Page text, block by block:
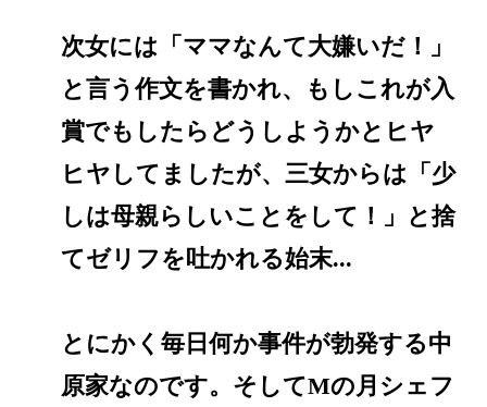
次女には「ママなんて大嫌いだ！」
と言う作文を書かれ、もしこれが入
賞でもしたらどうしようかとヒヤ
ヒヤしてましたが、三女からは「少
しは母親らしいことをして！」と捨
てゼリフを吐かれる始末...
とにかく毎日何か事件が勃発する中
原家なのです。そしてMの月シェフ